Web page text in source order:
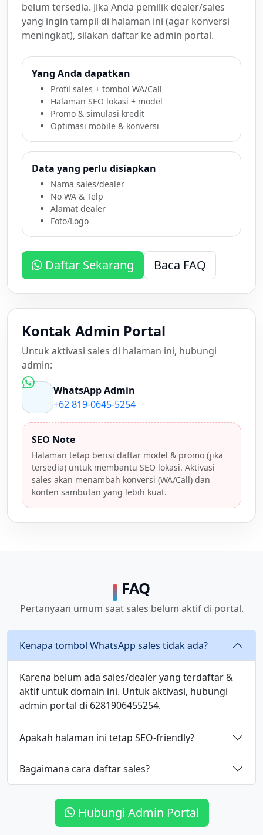
belum tersedia. Jika Anda pemilik dealer/sales
yang ingin tampil di halaman ini (agar konversi
meningkat), silakan daftar ke admin portal.
Yang Anda dapatkan
Profil sales + tombol WA/Call
Halaman SEO lokasi + model
Promo & simulasi kredit
Optimasi mobile & konversi
Data yang perlu disiapkan
Nama sales/dealer
No WA & Telp
Alamat dealer
Foto/Logo
Daftar Sekarang Baca FAQ
Kontak Admin Portal
Untuk aktivasi sales di halaman ini, hubungi
admin:
WhatsApp Admin
+62 819-0645-5254
SEO Note
Halaman tetap berisi daftar model & promo (jika
tersedia) untuk membantu SEO lokasi. Aktivasi
sales akan menambah konversi (WA/Call) dan
konten sambutan yang lebih kuat.
FAQ
Pertanyaan umum saat sales belum aktif di portal.
Kenapa tombol WhatsApp sales tidak ada?
Karena belum ada sales/dealer yang terdaftar &
aktif untuk domain ini. Untuk aktivasi, hubungi
admin portal di 6281906455254.
Apakah halaman ini tetap SEO-friendly?
Bagaimana cara daftar sales?
Hubungi Admin Portal